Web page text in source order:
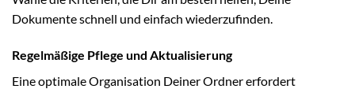
Dokumente schnell und einfach wiederzufinden.
Regelmäßige Pflege und Aktualisierung
Eine optimale Organisation Deiner Ordner erfordert